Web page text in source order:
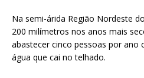
Na semi-árida Região Nordeste
200 milímetros nos anos mais
abastecer cinco pessoas por ano
água que cai no telhado.